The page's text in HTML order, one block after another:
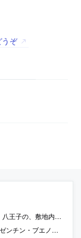
うぞ
ている「Arch Wall House」の写真など
レスの市庁舎の写真など